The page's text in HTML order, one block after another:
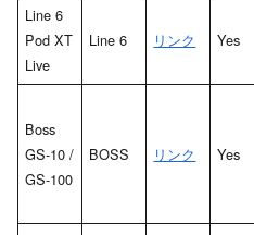
Line 6
Pod XT
Live
Line 6 リンク Yes
Boss
GS-10 /
GS-100
BOSS リンク Yes